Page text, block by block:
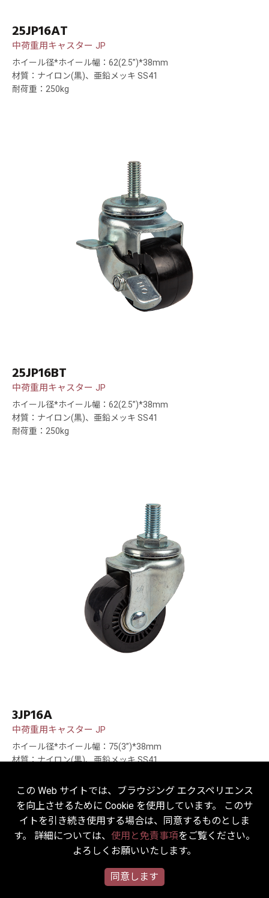
25JP16AT
中荷重用キャスター JP
ホイール径*ホイール幅：62(2.5”)*38mm
材質：ナイロン(黒)、亜鉛メッキ SS41
耐荷重：250kg
25JP16BT
中荷重用キャスター JP
ホイール径*ホイール幅：62(2.5”)*38mm
材質：ナイロン(黒)、亜鉛メッキ SS41
耐荷重：250kg
3JP16A
中荷重用キャスター JP
ホイール径*ホイール幅：75(3”)*38mm
材質：ナイロン(黒)、亜鉛メッキ SS41
この Web サイトでは、ブラウジング エクスペリエンス
を向上させるために Cookie を使用しています。 このサ
イトを引き続き使用する場合は、同意するものとしま
す。 詳細については、 使用と免責事項をご覧ください。
よろしくお願いいたします。
同意します